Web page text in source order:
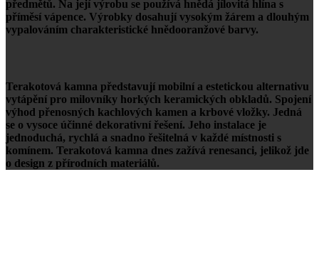
předmětů. Na její výrobu se používá hnědá jílovitá hlína s
příměsí vápence. Výrobky dosahují vysokým žárem a dlouhým
vypalováním charakteristické hnědooranžové barvy.
Terakotová kamna představují mobilní a estetickou alternativu
vytápění pro milovníky horkých keramických obkladů. Spojení
výhod přenosných kachlových kamen a krbové vložky. Jedná
se o vysoce účinné dekorativní řešení. Jeho instalace je
jednoduchá, rychlá a snadno řešitelná v každé místnosti s
komínem. Terakotová kamna dnes zažívá renesanci, jelikož jde
o design z přírodních materiálů.